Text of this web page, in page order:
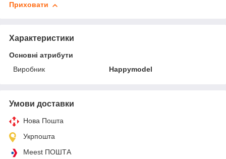
Приховати
Характеристики
Основні атрибути
Виробник
Happymodel
Умови доставки
Нова Пошта
Укрпошта
Meest ПОШТА